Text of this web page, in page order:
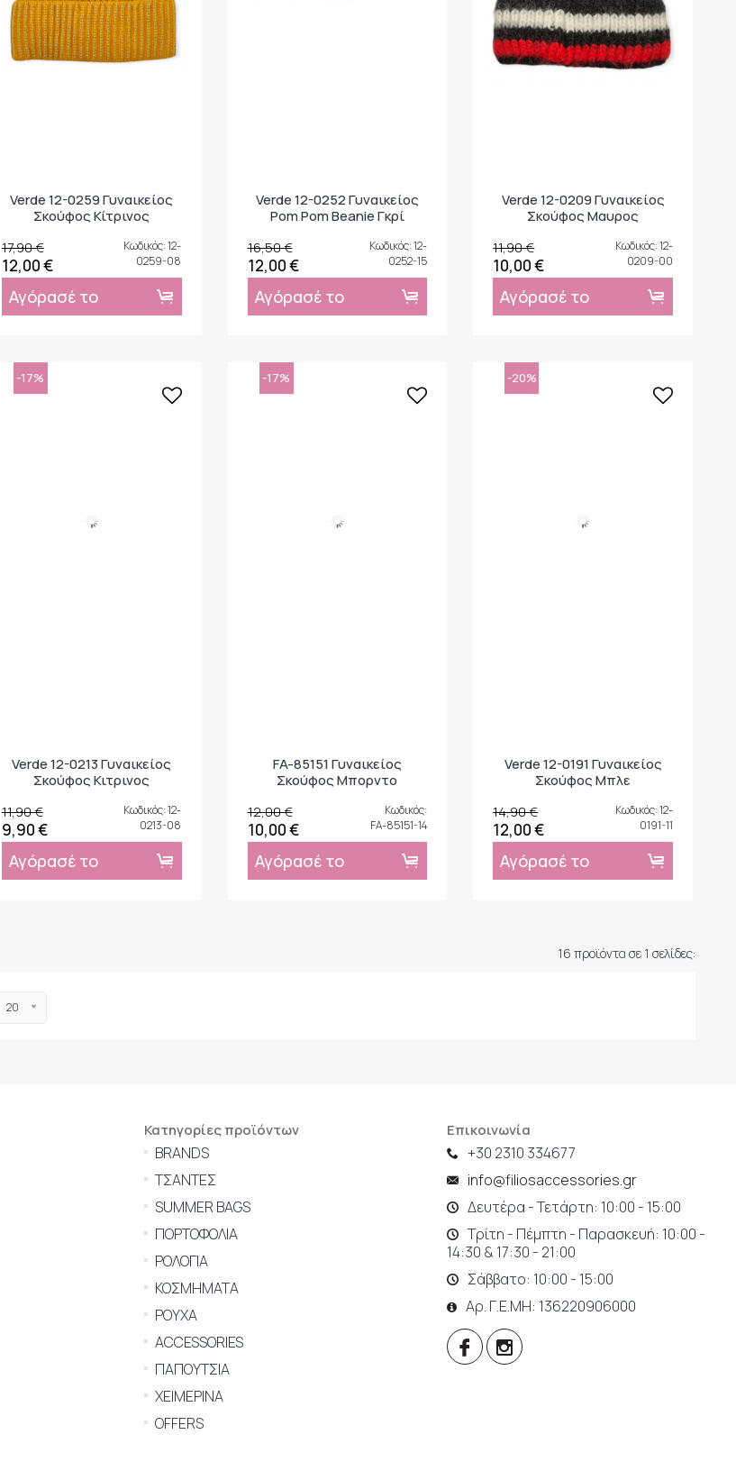
Verde 12-0259 Γυναικείος
Σκούφος Κίτρινος
17,90 €
12,00 €
Κωδικός: 12-
0259-08
Αγόρασέ το
Verde 12-0252 Γυναικείος
Pom Pom Beanie Γκρί
16,50 €
12,00 €
Κωδικός: 12-
0252-15
Αγόρασέ το
Verde 12-0209 Γυναικείος
Σκούφος Μαυρος
11,90 €
10,00 €
Κωδικός: 12-
0209-00
Αγόρασέ το
-17%
Verde 12-0213 Γυναικείος
Σκούφος Κιτρινος
11,90 €
9,90 €
Κωδικός: 12-
0213-08
Αγόρασέ το
-17%
FA-85151 Γυναικείος
Σκούφος Μπορντο
12,00 €
10,00 €
Κωδικός:
FA-85151-14
Αγόρασέ το
-20%
Verde 12-0191 Γυναικείος
Σκούφος Μπλε
14,90 €
12,00 €
Κωδικός: 12-
0191-11
Αγόρασέ το
16 προϊόντα σε 1 σελίδες:
20
Κατηγορίες προϊόντων
BRANDS
ΤΣΑΝΤΕΣ
SUMMER BAGS
ΠΟΡΤΟΦΟΛΙΑ
ΡΟΛΟΓΙΑ
ΚΟΣΜΗΜΑΤΑ
ΡΟΥΧΑ
ACCESSORIES
ΠΑΠΟΥΤΣΙΑ
ΧΕΙΜΕΡΙΝΑ
OFFERS
Επικοινωνία
+30 2310 334677
info@filiosaccessories.gr
Δευτέρα - Τετάρτη: 10:00 - 15:00
Τρίτη - Πέμπτη - Παρασκευή: 10:00 -
14:30 & 17:30 - 21:00
Σάββατο: 10:00 - 15:00
Αρ. Γ.Ε.ΜΗ: 136220906000